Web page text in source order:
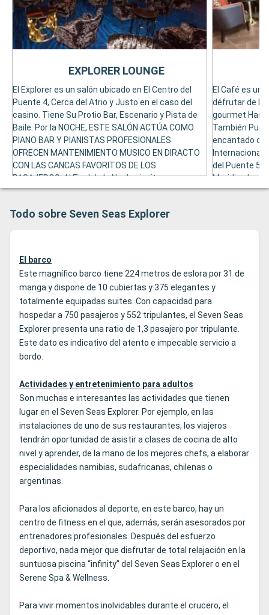
El Explorer es un salón ubicado en El Centro del
Puente 4, Cerca del Atrio y Justo en el caso del
casino. Tiene Su Protio Bar, Escenario y Pista de
Baile. Por la NOCHE, ESTE SALÓN ACTÚA COMO
PIANO BAR Y PIANISTAS PROFESIONALES
OFRECEN MANTENIMIENTO MUSICO EN DIRACTO
CON LAS CANCAS FAVORITOS DE LOS
PASAJEROS. Al Final de la Noche, invita a una
discoteca para que se disfruten Los
EXPLORER LOUNGE
El Café es un
défrutar de
gourmet
También
encantado
del Puente 5,
Meridian
Todo sobre Seven Seas Explorer
El barco
Este magnífico barco tiene 224 metros de eslora por 31 de
manga y dispone de 10 cubiertas y 375 elegantes y
totalmente equipadas suites. Con capacidad para
hospedar a 750 pasajeros y 552 tripulantes, el Seven Seas
Explorer presenta una ratio de 1,3 pasajero por tripulante.
Este dato es indicativo del atento e impecable servicio a
bordo.
Actividades y entretenimiento para adultos
Son muchas e interesantes las actividades que tienen
lugar en el Seven Seas Explorer. Por ejemplo, en las
instalaciones de uno de sus restaurantes, los viajeros
tendrán oportunidad de asistir a clases de cocina de alto
nivel y aprender, de la mano de los mejores chefs, a elaborar
especialidades namibias, sudafricanas, chilenas o
argentinas.
Para los aficionados al deporte, en este barco, hay un
centro de fitness en el que, además, serán asesorados por
entrenadores profesionales. Después del esfuerzo
deportivo, nada mejor que disfrutar de total relajación en la
suntuosa piscina “infinity” del Seven Seas Explorer o en el
Serene Spa & Wellness.
Para vivir momentos inolvidables durante el crucero, el